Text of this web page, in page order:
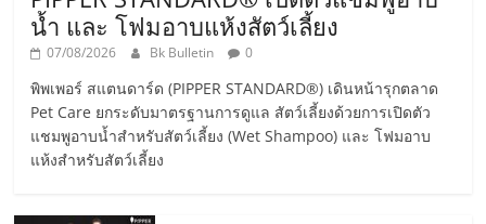
น้ำ และ โฟมอาบแห้งสัตว์เลี้ยง
07/08/2026 Bk Bulletin 0
พิพเพอร์ สแตนดาร์ด (PIPPER STANDARD®) เดินหน้ารุกตลาด
Pet Care ยกระดับมาตรฐานการดูแล สัตว์เลี้ยงด้วยการเปิดตัว
แชมพูอาบน้ำสำหรับสัตว์เลี้ยง (Wet Shampoo) และ โฟมอาบ
แห้งสำหรับสัตว์เลี้ยง